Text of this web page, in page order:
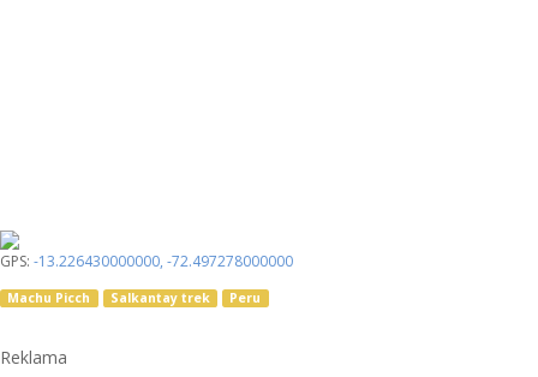
GPS: -13.226430000000, -72.497278000000
Machu Picch Salkantay trek Peru
Reklama